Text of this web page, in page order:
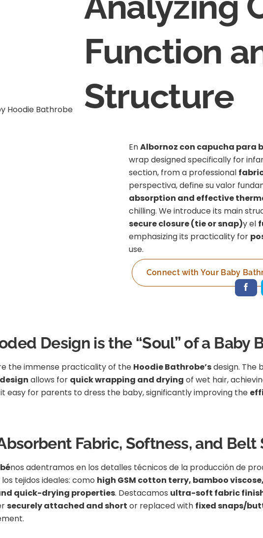
Function
Structure
EnAlbornoz con capucha para
wrap designed specifically for
section, from a professional
perspectiva, define su valor
absorption and effective
chilling. We introduce its main
secure closure (tie or snap)y el
emphasizing its practicality for
use.
Connect with Your Baby
Design is the “Soul” of a Baby
the immense practicality of the Hoodie Bathrobe’sdesign. The
allows for quick wrapping and drying of wet hair,
easy for parents to dress the baby, significantly improving the
Fabric, Softness, and Belt
nos adentramos en los detalles técnicos de la producción de
tejidos ideales: como high GSM cotton terry, bamboo
quick-drying properties. Destacamos ultra-soft fabric
securely attached and short or replaced with fixed snaps/